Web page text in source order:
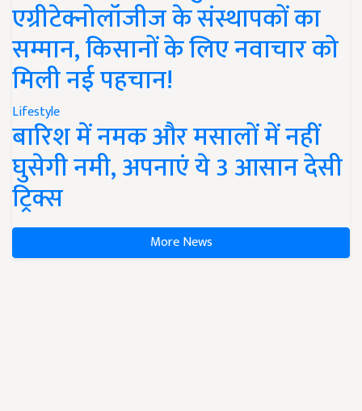
एग्रीटेक्नोलॉजीज के संस्थापकों का
सम्मान, किसानों के लिए नवाचार को
मिली नई पहचान!
Lifestyle
बारिश में नमक और मसालों में नहीं
घुसेगी नमी, अपनाएं ये 3 आसान देसी
ट्रिक्स
More News